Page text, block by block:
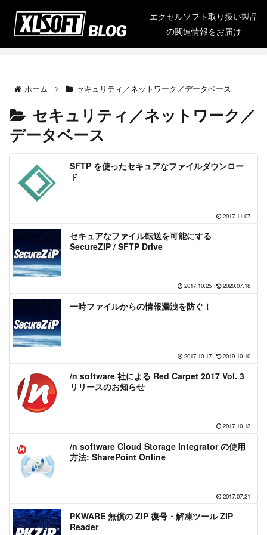
エクセルソフト取り扱い製品
の関連情報をお届け
ホーム セキュリティ／ネットワーク／データベース
セキュリティ／ネットワーク／
データベース
SFTP を使ったセキュアなファイルダウンロー
ド
2017.11.07
セキュアなファイル転送を可能にする
SecureZIP / SFTP Drive
2017.10.25 2020.07.18
一時ファイルからの情報漏洩を防ぐ！
2017.10.17 2019.10.10
/n software 社による Red Carpet 2017 Vol. 3
リリースのお知らせ
2017.10.13
/n software Cloud Storage Integrator の使用
方法: SharePoint Online
2017.07.21
PKWARE 無償の ZIP 復号・解凍ツール ZIP
Reader